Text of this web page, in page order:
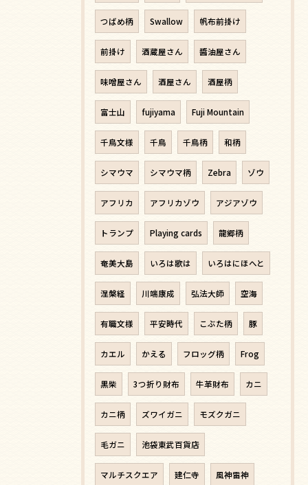
つばめ柄 Swallow 帆布前掛け
前掛け 酒蔵屋さん 醬油屋さん
味噌屋さん 酒屋さん 酒屋柄
富士山 fujiyama Fuji Mountain
千鳥文様 千鳥 千鳥柄 和柄
シマウマ シマウマ柄 Zebra ゾウ
アフリカ アフリカゾウ アジアゾウ
トランプ Playing cards 龍郷柄
奄美大島 いろは歌は いろはにほへと
涅槃経 川端康成 弘法大師 空海
有職文様 平安時代 こぶた柄 豚
カエル かえる フロッグ柄 Frog
黒柴 3つ折り財布 牛革財布 カニ
カニ柄 ズワイガニ モズクガニ
毛ガニ 池袋東武百貨店
マルチスクエア 建仁寺 風神雷神